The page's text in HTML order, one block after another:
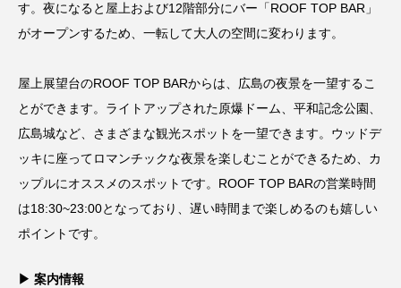
す。夜になると屋上および12階部分にバー「ROOF TOP BAR」
がオープンするため、一転して大人の空間に変わります。
屋上展望台のROOF TOP BARからは、広島の夜景を一望するこ
とができます。ライトアップされた原爆ドーム、平和記念公園、
広島城など、さまざまな観光スポットを一望できます。ウッドデ
ッキに座ってロマンチックな夜景を楽しむことができるため、カ
ップルにオススメのスポットです。ROOF TOP BARの営業時間
は18:30~23:00となっており、遅い時間まで楽しめるのも嬉しい
ポイントです。
▶ 案内情報